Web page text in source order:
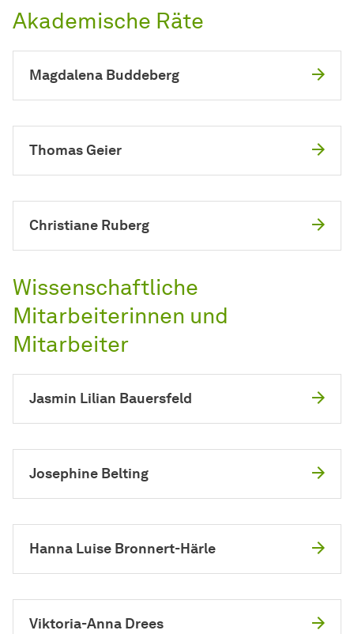
Akademische Räte
Magdalena Buddeberg
Thomas Geier
Christiane Ruberg
Wissenschaftliche
Mitarbeiterinnen und
Mitarbeiter
Jasmin Lilian Bauersfeld
Josephine Belting
Hanna Luise Bronnert-Härle
Viktoria-Anna Drees